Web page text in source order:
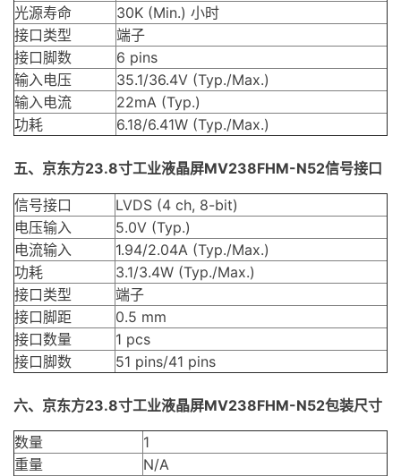
光源寿命
30K (Min.) 小时
接口类型
端子
接口脚数
6 pins
输入电压
35.1/36.4V (Typ./Max.)
输入电流
22mA (Typ.)
功耗
6.18/6.41W (Typ./Max.)
五、京东方23.8寸工业液晶屏MV238FHM-N52信号接口
信号接口 LVDS (4 ch, 8-bit)
电压输入
5.0V (Typ.)
电流输入
1.94/2.04A (Typ./Max.)
功耗
3.1/3.4W (Typ./Max.)
接口类型
端子
接口脚距
0.5 mm
接口数量
1 pcs
接口脚数
51 pins/41 pins
六、京东方23.8寸工业液晶屏MV238FHM-N52包装尺寸
数量
1
重量
N/A